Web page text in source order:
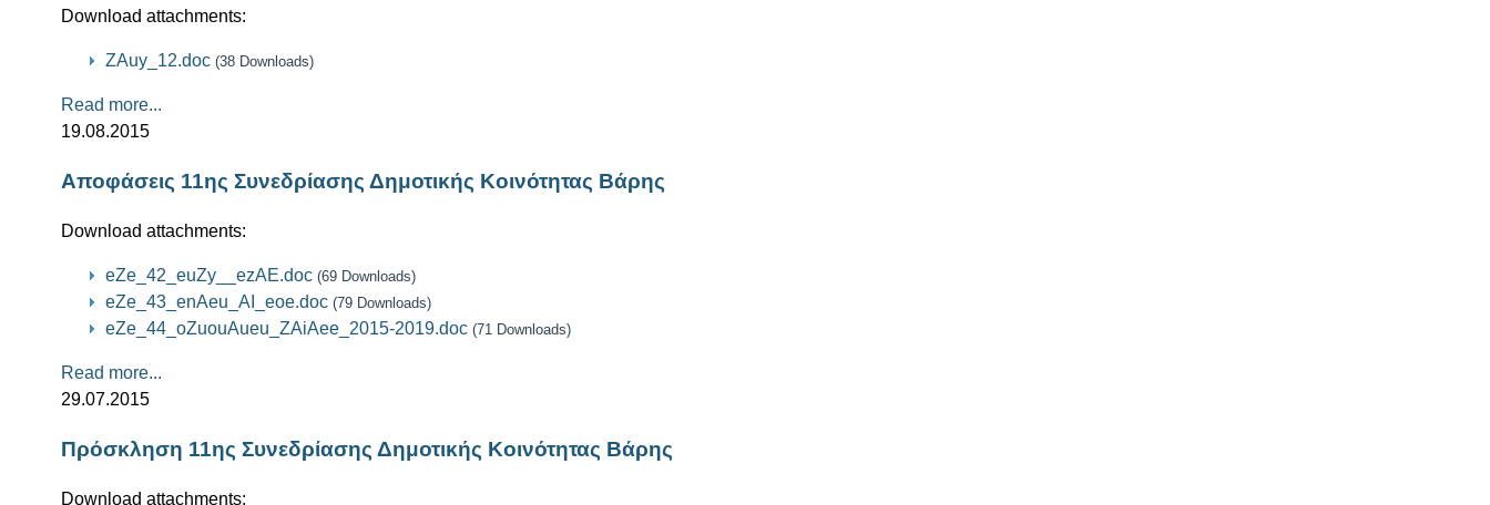
Download attachments:
ZAuy_12.doc(38 Downloads)
Read more...
19.08.2015
Αποφάσεις 11ης Συνεδρίασης Δημοτικής Κοινότητας Βάρης
Download attachments:
eZe_42_euZy__ezAE.doc(69 Downloads)
eZe_43_enAeu_AI_eoe.doc(79 Downloads)
eZe_44_oZuouAueu_ZAiAee_2015-2019.doc(71 Downloads)
Read more...
29.07.2015
Πρόσκληση 11ης Συνεδρίασης Δημοτικής Κοινότητας Βάρης
Download attachments: